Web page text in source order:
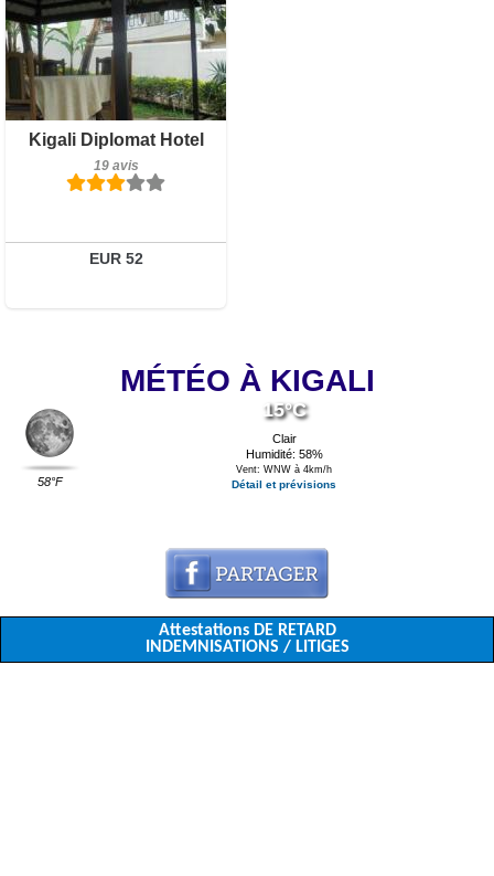
Kigali Diplomat Hotel
19 avis
EUR 52
Petit-déjeuner inclus
19 avis
Réserver
MÉTÉO À KIGALI
58°F
15°C
Clair
Humidité: 58%
Vent: WNW à 4km/h
Détail et prévisions
Attestations DE RETARD
INDEMNISATIONS / LITIGES